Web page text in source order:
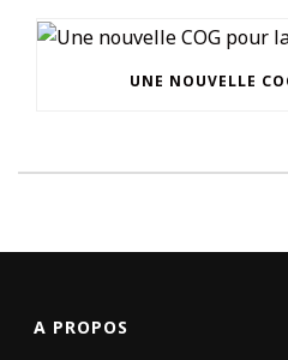
UNE NOUVELLE
A PROPOS